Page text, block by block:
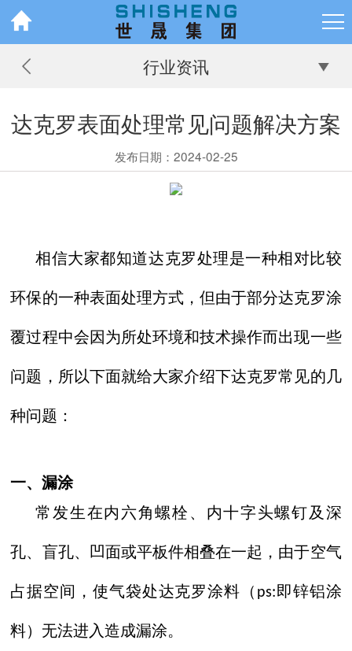
行业资讯
达克罗表面处理常见问题解决方案
发布日期：2024-02-25
相信大家都知道达克罗处理是一种相对比较
环保的一种表面处理方式，但由于部分达克罗涂
覆过程中会因为所处环境和技术操作而出现一些
问题，所以下面就给大家介绍下达克罗常见的几
种问题：
一、漏涂
常发生在内六角螺栓、内十字头螺钉及深
孔、盲孔、凹面或平板件相叠在一起，由于空气
占据空间，使气袋处达克罗涂料（ ps:即锌铝涂
料）无法进入造成漏涂。